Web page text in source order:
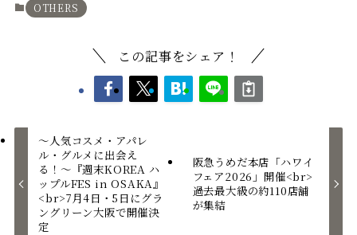
OTHERS
この記事をシェア！
〜人気コスメ・アパレ
ル・グルメに出会え
る！〜『週末KOREA ハ
ップルFES in OSAKA』
<br>7月4日・5日にグラ
ングリーン大阪で開催決
定
阪急うめだ本店「ハワイ
フェア2026」開催<br>
過去最大級の約110店舗
が集結